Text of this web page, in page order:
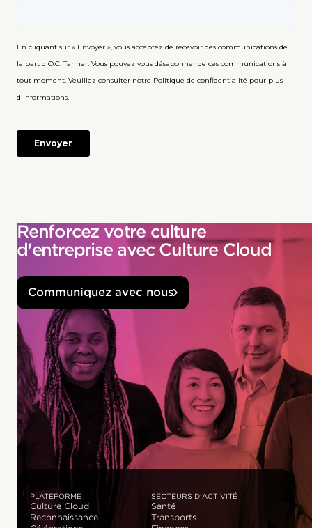
Renforcez votre culture
d'entreprise avec Culture Cloud
Communiquez avec nous
PLATEFORME
Culture Cloud
Reconnaissance
SECTEURS D'ACTIVITÉ
Santé
Transports